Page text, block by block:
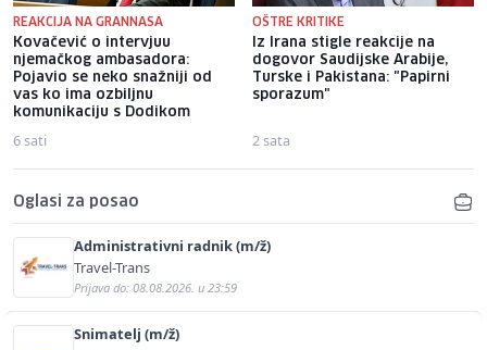
REAKCIJA NA GRANNASA
Kovačević o intervjuu
njemačkog ambasadora:
Pojavio se neko snažniji od
vas ko ima ozbiljnu
komunikaciju s Dodikom
6 sati
OŠTRE KRITIKE
Iz Irana stigle reakcije na
dogovor Saudijske Arabije,
Turske i Pakistana: "Papirni
sporazum"
2 sata
Oglasi za posao
Administrativni radnik (m/ž)
Travel-Trans
Prijava do: 08.08.2026. u 23:59
Snimatelj (m/ž)